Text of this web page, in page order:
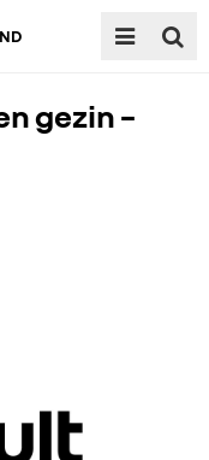
gezin –